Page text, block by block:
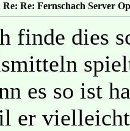
Re: Re: Fernschach Server
finde dies
es so ist
er